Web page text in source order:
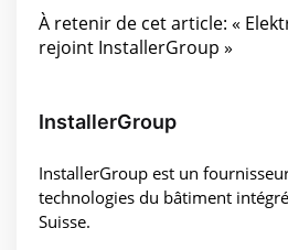
À retenir de cet article: «
rejoint InstallerGroup »
InstallerGroup
InstallerGroup est un
technologies du bâtiment
Suisse.